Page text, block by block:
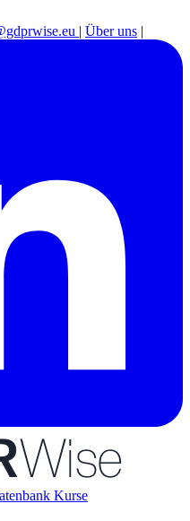
| Über uns |
Kurse